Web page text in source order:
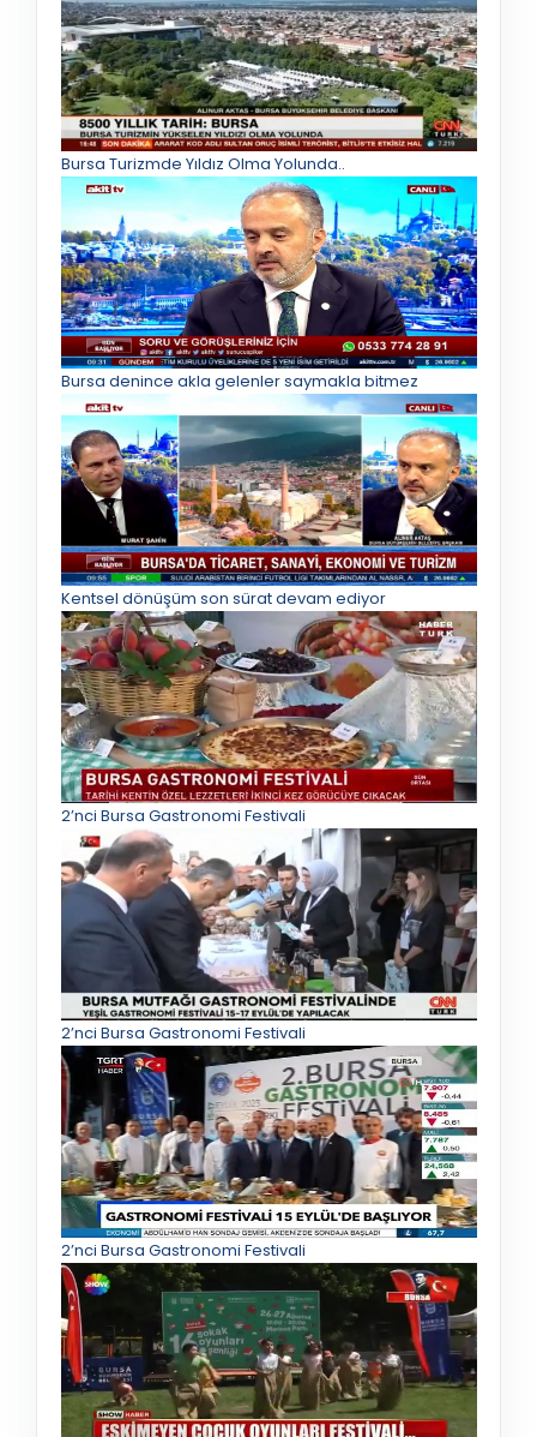
Bursa Turizmde Yıldız Olma Yolunda..
Bursa denince akla gelenler saymakla bitmez
Kentsel dönüşüm son sürat devam ediyor
2’nci Bursa Gastronomi Festivali
2’nci Bursa Gastronomi Festivali
2’nci Bursa Gastronomi Festivali